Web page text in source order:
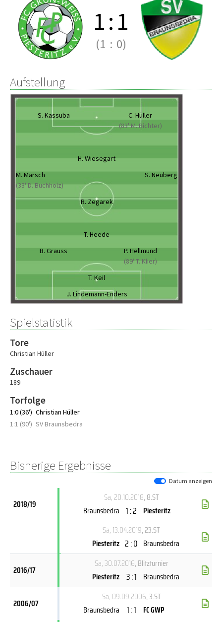
1:1
(1 : 0)
Aufstellung
S. Kassuba
C. Hüller
(83' M. Richter)
H. Wiesegart
M. Marsch
(33' D. Buchholz)
S. Neuberg
R. Zegarek
T. Heede
B. Grauss
P. Hellmund
(89' T. Klier)
T. Keil
J. Lindemann-Enders
Spielstatistik
Tore
Christian Hüller
Zuschauer
189
Torfolge
1:0 (36') Christian Hüller
1:1 (90') SV Braunsbedra
Bisherige Ergebnisse
Datum anzeigen
2018/19
Sa, 20.10.2018, 8.ST
Braunsbedra 1 : 2 Piesteritz
Sa, 13.04.2019, 23.ST
Piesteritz 2 : 0 Braunsbedra
2016/17
Sa, 30.07.2016, Blitzturnier
Piesteritz 3 : 1 Braunsbedra
2006/07
Sa, 09.09.2006, 3.ST
Braunsbedra
1 : 1
FC GWP